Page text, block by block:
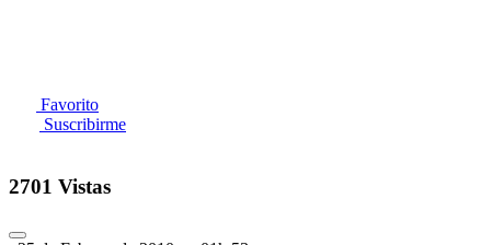
Favorito
Suscribirme
2701 Vistas